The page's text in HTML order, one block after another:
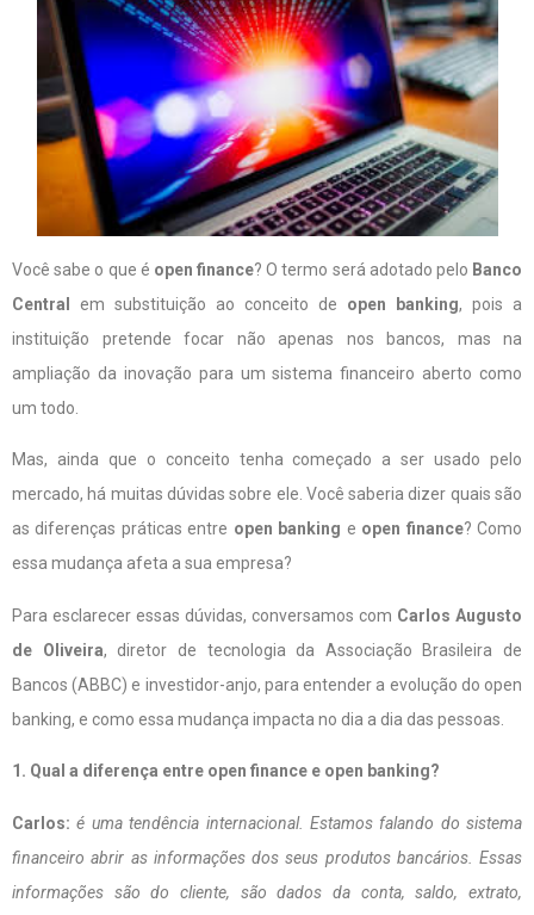
Você sabe o que é open finance? O termo será adotado pelo Banco
Central em substituição ao conceito de open banking, pois a
instituição pretende focar não apenas nos bancos, mas na
ampliação da inovação para um sistema financeiro aberto como
um todo.
Mas, ainda que o conceito tenha começado a ser usado pelo
mercado, há muitas dúvidas sobre ele. Você saberia dizer quais são
as diferenças práticas entre open banking e open finance? Como
essa mudança afeta a sua empresa?
Para esclarecer essas dúvidas, conversamos com Carlos Augusto
de Oliveira, diretor de tecnologia da Associação Brasileira de
Bancos (ABBC) e investidor-anjo, para entender a evolução do open
banking, e como essa mudança impacta no dia a dia das pessoas.
1. Qual a diferença entre open finance e open banking?
Carlos: é uma tendência internacional. Estamos falando do sistema
financeiro abrir as informações dos seus produtos bancários. Essas
informações são do cliente, são dados da conta, saldo, extrato,